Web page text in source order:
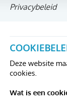
Privacybeleid
Deze website
cookies.
Wat is een